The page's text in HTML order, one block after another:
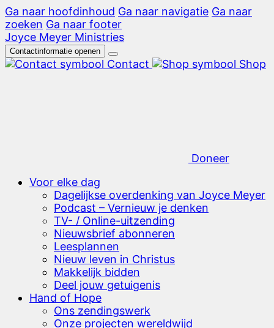
Ga naar hoofdinhoud Ga naar navigatie Ga naar
zoeken Ga naar footer
Joyce Meyer Ministries
Contactinformatie openen
Contact Shop
Doneer
Voor elke dag
Dagelijkse overdenking van Joyce Meyer
Podcast – Vernieuw je denken
TV- / Online-uitzending
Nieuwsbrief abonneren
Leesplannen
Nieuw leven in Christus
Makkelijk bidden
Deel jouw getuigenis
Hand of Hope
Ons zendingswerk
Onze projecten wereldwijd